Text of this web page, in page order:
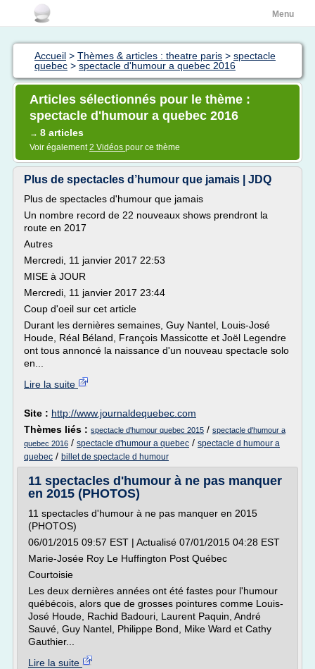
Menu
Accueil > Thèmes & articles : theatre paris > spectacle
quebec > spectacle d'humour a quebec 2016
Articles sélectionnés pour le thème :
spectacle d'humour a quebec 2016
→ 8 articles
Voir également2 Vidéos pour ce thème
Plus de spectacles d’humour que jamais | JDQ
Plus de spectacles d'humour que jamais
Un nombre record de 22 nouveaux shows prendront la
route en 2017
Autres
Mercredi, 11 janvier 2017 22:53
MISE à JOUR
Mercredi, 11 janvier 2017 23:44
Coup d'oeil sur cet article
Durant les dernières semaines, Guy Nantel, Louis-José
Houde, Réal Béland, François Massicotte et Joël Legendre
ont tous annoncé la naissance d'un nouveau spectacle solo
en...
Lire la suite
Site : http://www.journaldequebec.com
Thèmes liés : spectacle d'humour quebec 2015 / spectacle d'humour a
quebec 2016 / spectacle d'humour a quebec / spectacle d humour a
quebec / billet de spectacle d humour
11 spectacles d'humour à ne pas manquer
en 2015 (PHOTOS)
11 spectacles d'humour à ne pas manquer en 2015
(PHOTOS)
06/01/2015 09:57 EST | Actualisé 07/01/2015 04:28 EST
Marie-Josée Roy Le Huffington Post Québec
Courtoisie
Les deux dernières années ont été fastes pour l'humour
québécois, alors que de grosses pointures comme Louis-
José Houde, Rachid Badouri, Laurent Paquin, André
Sauvé, Guy Nantel, Philippe Bond, Mike Ward et Cathy
Gauthier...
Lire la suite